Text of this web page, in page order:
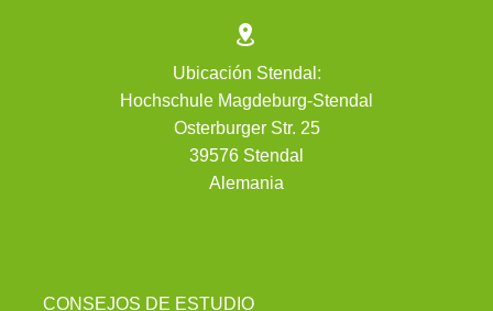


Ubicación Stendal:
Hochschule Magdeburg-Stendal
Osterburger Str. 25
39576 Stendal
Alemania
CONSEJOS DE ESTUDIO